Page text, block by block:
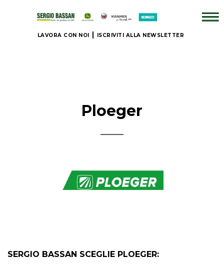
LAVORA CON NOI ISCRIVITI ALLA NEWSLETTER
NOLEGGIO
Ploeger
SERGIO BASSAN SCEGLIE PLOEGER: